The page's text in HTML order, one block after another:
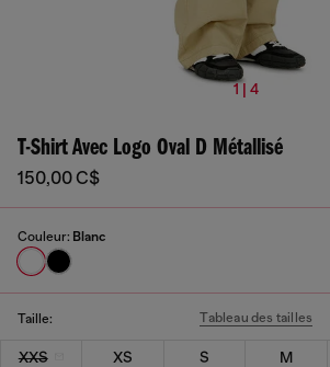
1 | 4
T-Shirt Avec Logo Oval D Métallisé
150,00 C$
Couleur: Blanc
Taille: Tableau des tailles
XXS XS S M